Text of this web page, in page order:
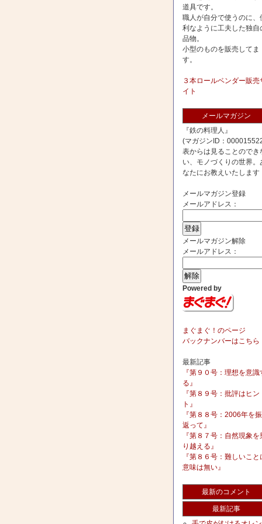
道具です。
職人が自分で使うのに、
利なように工夫した独自
品物。
小型のものを販売してま
す。
３本ロールベンダー販売
イト
メールマガジン
『鉄の料理人』
(マガジンID：
表からは見ることのでき
い、モノづくりの世界。
なたにお教えいたします
メールマガジン登録
メールアドレス：
メールマガジン解除
メールアドレス：
Powered by
まぐまぐ！のページ
バックナンバーはこちら
最新記事
『第９０号：理想を意識
る』
『第８９号：批評はヒン
ト』
『第８８号：2006年を振
返って』
『第８７号：自然現象を
り越える』
『第８６号：難しいこと
意味は無い』
最新のコメント
最新記事